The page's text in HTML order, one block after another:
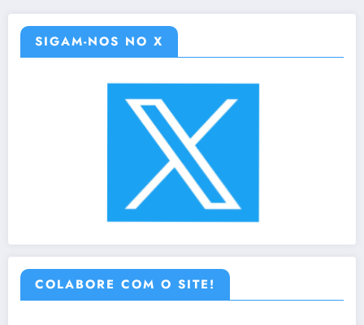
SIGAM-NOS NO X
COLABORE COM O SITE!